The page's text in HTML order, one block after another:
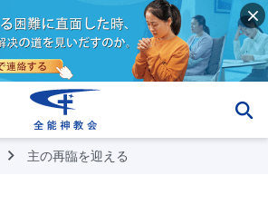
主の再臨を迎える